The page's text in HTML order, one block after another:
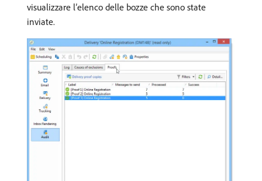
visualizzare l’elenco delle bozze che sono state
inviate.